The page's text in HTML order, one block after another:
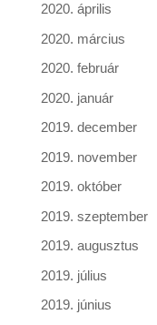
2020. április
2020. március
2020. február
2020. január
2019. december
2019. november
2019. október
2019. szeptember
2019. augusztus
2019. július
2019. június